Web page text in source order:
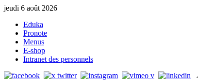
jeudi 6 août 2026
Eduka
Pronote
Menus
E-shop
Intranet des personnels